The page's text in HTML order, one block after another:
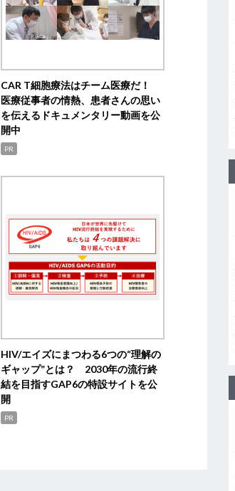
CAR T細胞療法はチーム医療だ！
医療従事者の情熱、患者さんの思い
を伝えるドキュメンタリー動画を公
開中
PR
HIV/エイズにまつわる6つの“理解の
ギャップ”とは？ 2030年の流行終
結を目指すGAP6の特設サイトを公
開
PR